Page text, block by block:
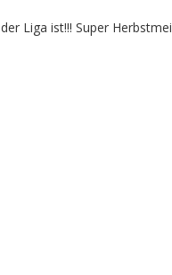
Liga ist!!! Super